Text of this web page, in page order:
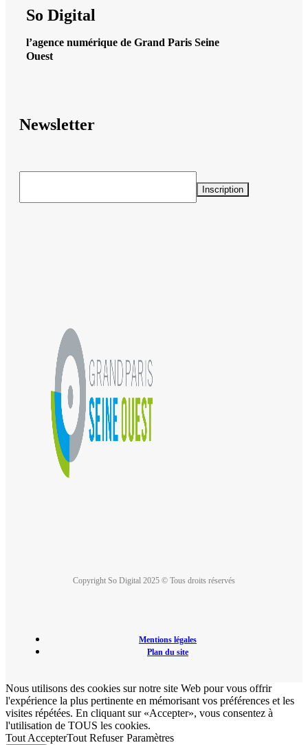
So Digital
l’agence numérique de Grand Paris Seine
Ouest
Newsletter
Copyright So Digital 2025 © Tous droits réservés
Mentions légales
Plan du site
Nous utilisons des cookies sur notre site Web pour vous offrir
l'expérience la plus pertinente en mémorisant vos préférences et les
visites répétées. En cliquant sur «Accepter», vous consentez à
l'utilisation de TOUS les cookies.
Tout AccepterTout Refuser Paramètres